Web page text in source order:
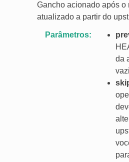
Gancho acionado após o
atualizado a partir do
Parâmetros
da